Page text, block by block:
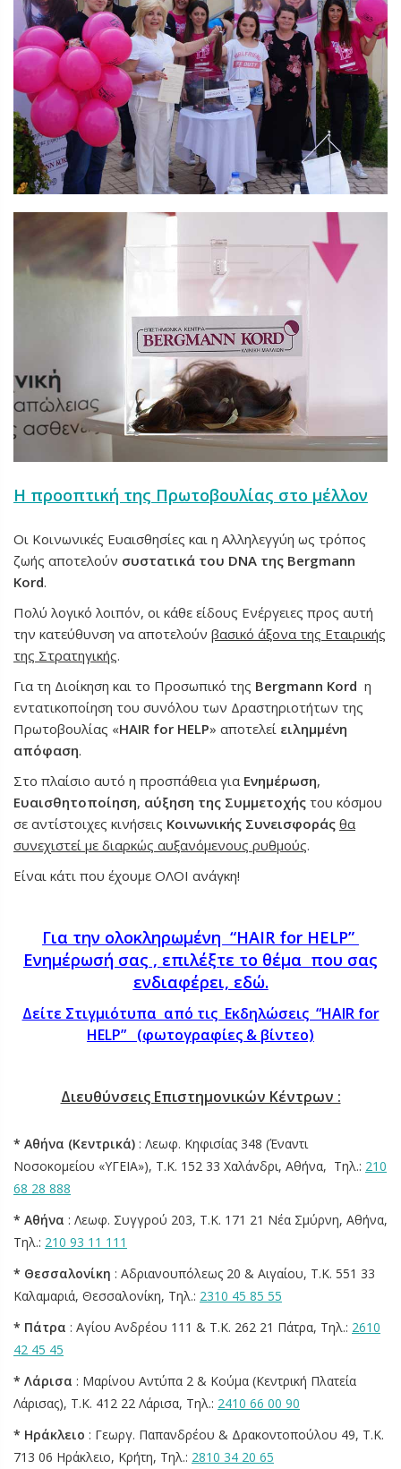
Η προοπτική της Πρωτοβουλίας στο μέλλον
Οι Κοινωνικές Ευαισθησίες και η Αλληλεγγύη ως τρόπος
ζωής αποτελούν συστατικά του DNA της Bergmann
Kord.
Πολύ λογικό λοιπόν, οι κάθε είδους Ενέργειες προς αυτή
την κατεύθυνση να αποτελούν βασικό άξονα της Εταιρικής
της Στρατηγικής.
Για τη Διοίκηση και το Προσωπικό της Bergmann Kord η
εντατικοποίηση του συνόλου των Δραστηριοτήτων της
Πρωτοβουλίας «HAIR for HELP» αποτελεί ειλημμένη
απόφαση.
Στο πλαίσιο αυτό η προσπάθεια για Ενημέρωση,
Ευαισθητοποίηση, αύξηση της Συμμετοχής του κόσμου
σε αντίστοιχες κινήσεις Κοινωνικής Συνεισφοράς θα
συνεχιστεί με διαρκώς αυξανόμενους ρυθμούς.
Είναι κάτι που έχουμε ΟΛΟΙ ανάγκη!
Για την ολοκληρωμένη “HAIR for HELP”
Ενημέρωσή σας , επιλέξτε το θέμα που σας
ενδιαφέρει, εδώ.
Δείτε Στιγμιότυπα από τις Εκδηλώσεις “HAIR for
HELP” (φωτογραφίες & βίντεο)
Διευθύνσεις Επιστημονικών Κέντρων :
* Αθήνα (Κεντρικά) : Λεωφ. Κηφισίας 348 (Έναντι
Νοσοκομείου «ΥΓΕΙΑ»), Τ.Κ. 152 33 Χαλάνδρι, Αθήνα, Τηλ.: 210
68 28 888
* Αθήνα : Λεωφ. Συγγρού 203, Τ.Κ. 171 21 Νέα Σμύρνη, Αθήνα,
Τηλ.: 210 93 11 111
* Θεσσαλονίκη : Αδριανουπόλεως 20 & Αιγαίου, Τ.Κ. 551 33
Καλαμαριά, Θεσσαλονίκη, Τηλ.: 2310 45 85 55
* Πάτρα : Αγίου Ανδρέου 111 & Τ.Κ. 262 21 Πάτρα, Τηλ.: 2610
42 45 45
* Λάρισα : Μαρίνου Αντύπα 2 & Κούμα (Κεντρική Πλατεία
Λάρισας), Τ.Κ. 412 22 Λάρισα, Τηλ.: 2410 66 00 90
* Ηράκλειο : Γεωργ. Παπανδρέου & Δρακοντοπούλου 49, Τ.Κ.
713 06 Ηράκλειο, Κρήτη, Τηλ.: 2810 34 20 65